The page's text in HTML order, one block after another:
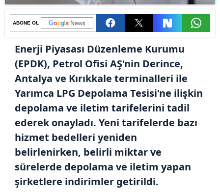
ABONE OL
Enerji Piyasası Düzenleme Kurumu
(EPDK), Petrol Ofisi AŞ'nin Derince,
Antalya ve Kırıkkale terminalleri ile
Yarımca LPG Depolama Tesisi'ne ilişkin
depolama ve iletim tarifelerini tadil
ederek onayladı. Yeni tarifelerde bazı
hizmet bedelleri yeniden
belirlenirken, belirli miktar ve
sürelerde depolama ve iletim yapan
şirketlere indirimler getirildi.